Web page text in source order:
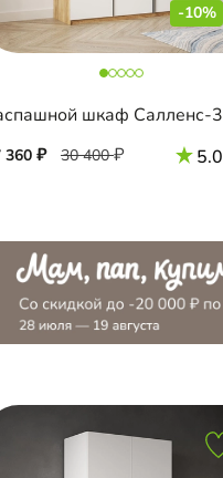
-10%
шкаф Салленс-3
360 30 400 5.0